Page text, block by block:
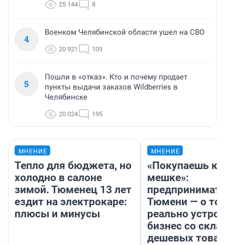
25 144 8
4
Военком Челябинской области ушел на СВО
20 921 109
5
Пошли в «отказ». Кто и почему продает
пункты выдачи заказов Wildberries в
Челябинске
20 024 195
МНЕНИЕ
Тепло для бюджета, но
холодно в салоне
зимой. Тюменец 13 лет
ездит на электрокаре:
плюсы и минусы
МНЕНИЕ
«Покупаешь
мешке»:
Тюмени — о
реально
бизнес со
дешевых